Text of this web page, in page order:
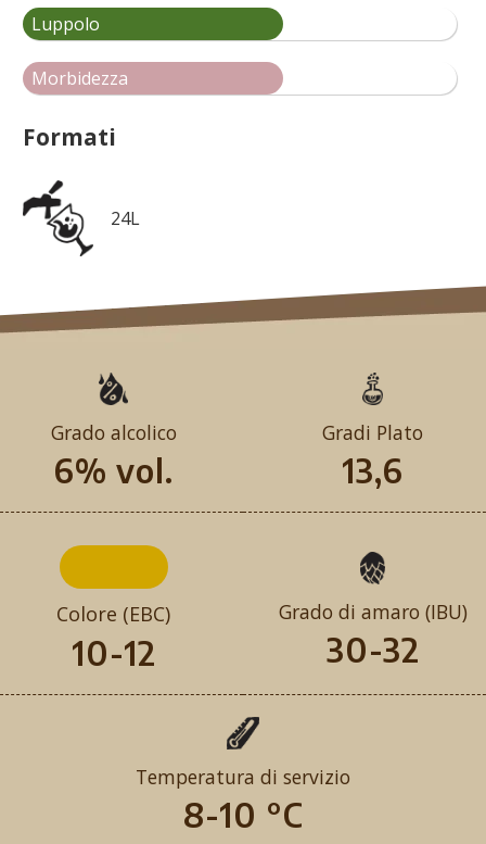
Luppolo
Morbidezza
Formati
24L
Grado alcolico
6% vol.
Gradi Plato
13,6
Colore (EBC)
10-12
Grado di amaro (IBU)
30-32
Temperatura di servizio
8-10 °C